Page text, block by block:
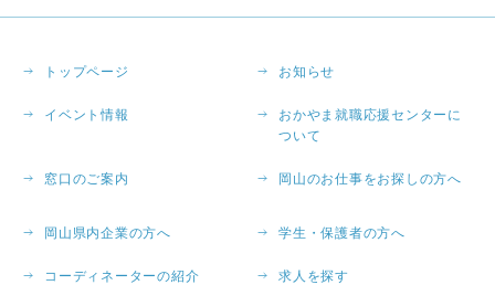
トップページ お知らせ
イベント情報
おかやま就職応援センターに
ついて
窓口のご案内 岡山のお仕事をお探しの方へ
岡山県内企業の方へ 学生・保護者の方へ
コーディネーターの紹介 求人を探す